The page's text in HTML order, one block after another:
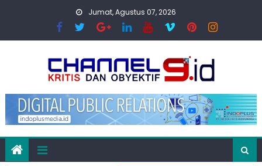
Jumat, Agustus 07, 2026